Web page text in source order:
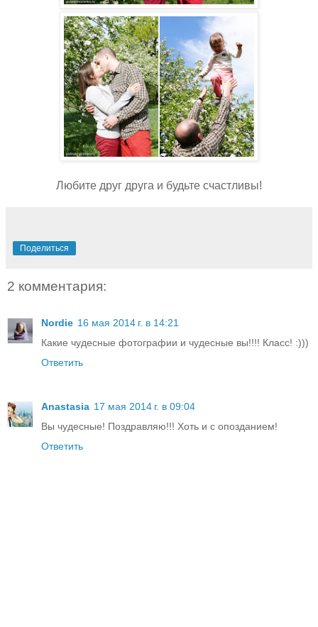
Любите друг друга и будьте счастливы!
Поделиться
2 комментария:
Nordie 16 мая 2014 г. в 14:21
Какие чудесные фотографии и чудесные вы!!!! Класс! :)))
Ответить
Anastasia 17 мая 2014 г. в 09:04
Вы чудесные! Поздравляю!!! Хоть и с опозданием!
Ответить